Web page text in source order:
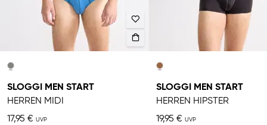
SLOGGI MEN START
HERREN MIDI
17,95 €
SLOGGI MEN START
HERREN HIPSTER
19,95 €